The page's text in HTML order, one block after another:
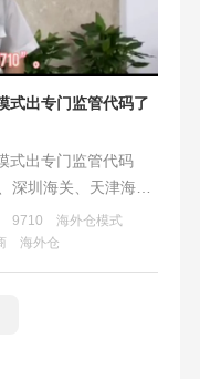
式出专门监管代码了
式出专门监管代码
深圳海关、天津海
南京海关、杭州海
商B2B出口监管工
9710
海外仓模式
海外仓